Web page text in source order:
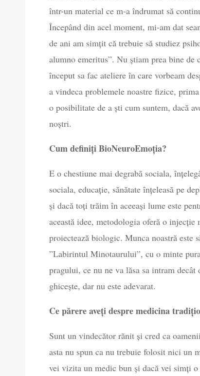
într-un material ce m-a îndrumat să
Începând din acel moment, mi-am dat
de ani am simțit că trebuie să studiez
alumno emeritus”. Nu știam prea bine
început sa fac ateliere în care vorbeam
a vindeca problemele noastre fizice,
o posibilitate de a ști cum suntem, dacă
noștri.
Cum definiți BioNeuroEmoția?
E o chestiune mai degrabă sociala,
sociala, educație, sănătate înțeleasă pe
și dacă toți trăim în aceeași lume este
această idee, metodologia oferă o
proiectează biologic. Munca noastră
”Labirintul Minotaurului”, cu o minte
pragului, ce nu ne va lăsa sa intram
ghicește, dar nu este adevarat.
Ce părere aveți despre medicina
Sunt un vindecător rănit și cred ca
asta nu spun ca nu trebuie folosit nici un
vei vizita un medic bun și dacă vei simți